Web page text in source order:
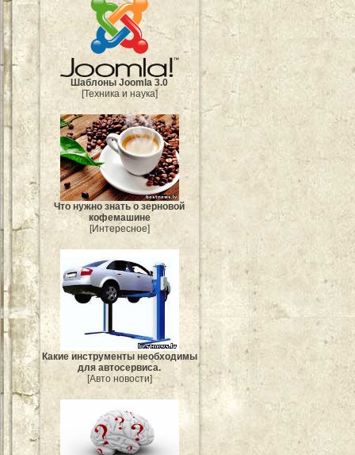
Шаблоны Joomla 3.0
[Техника и наука]
Что нужно знать о зерновой
кофемашине
[Интересное]
Какие инструменты необходимы
для автосервиса.
[Авто новости]